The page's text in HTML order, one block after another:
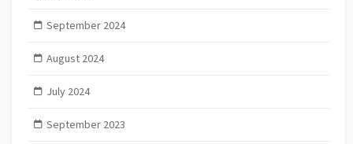
September 2024
August 2024
July 2024
September 2023